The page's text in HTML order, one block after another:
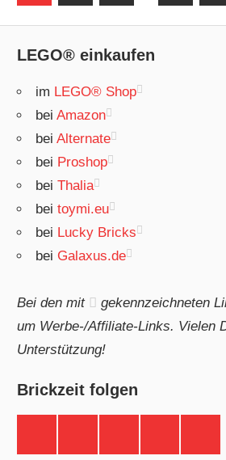
Beiträge
LEGO® einkaufen
im LEGO® Shop
beiAmazon
beiAlternate
bei Proshop
beiThalia
beitoymi.eu
bei Lucky Bricks
bei Galaxus.de
Bei den mit
gekennzeichneten
um Werbe-/Affiliate-Links. Vielen
Unterstützung!
Brickzeit folgen